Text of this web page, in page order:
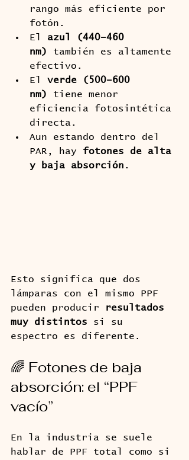
rango más eficiente por
fotón.
El azul (440–460
nm)
también es altamente
efectivo.
El verde (500–600
nm)
tiene menor
eficiencia fotosintética
directa.
Aun estando dentro del
PAR, hay fotones de alta
y baja absorción .
Esto significa que dos
lámparas con el mismo PPF
pueden producir
resultados
muy distintos si su
espectro es diferente.
🌈 Fotones de baja
absorción: el “PPF
vacío”
En la industria se suele
hablar de PPF total como si